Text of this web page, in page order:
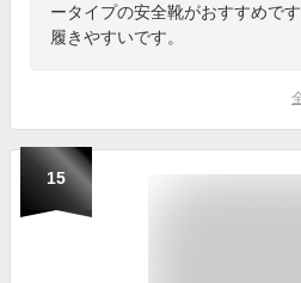
ータイプの安全靴がおすすめで
履きやすいです。
15